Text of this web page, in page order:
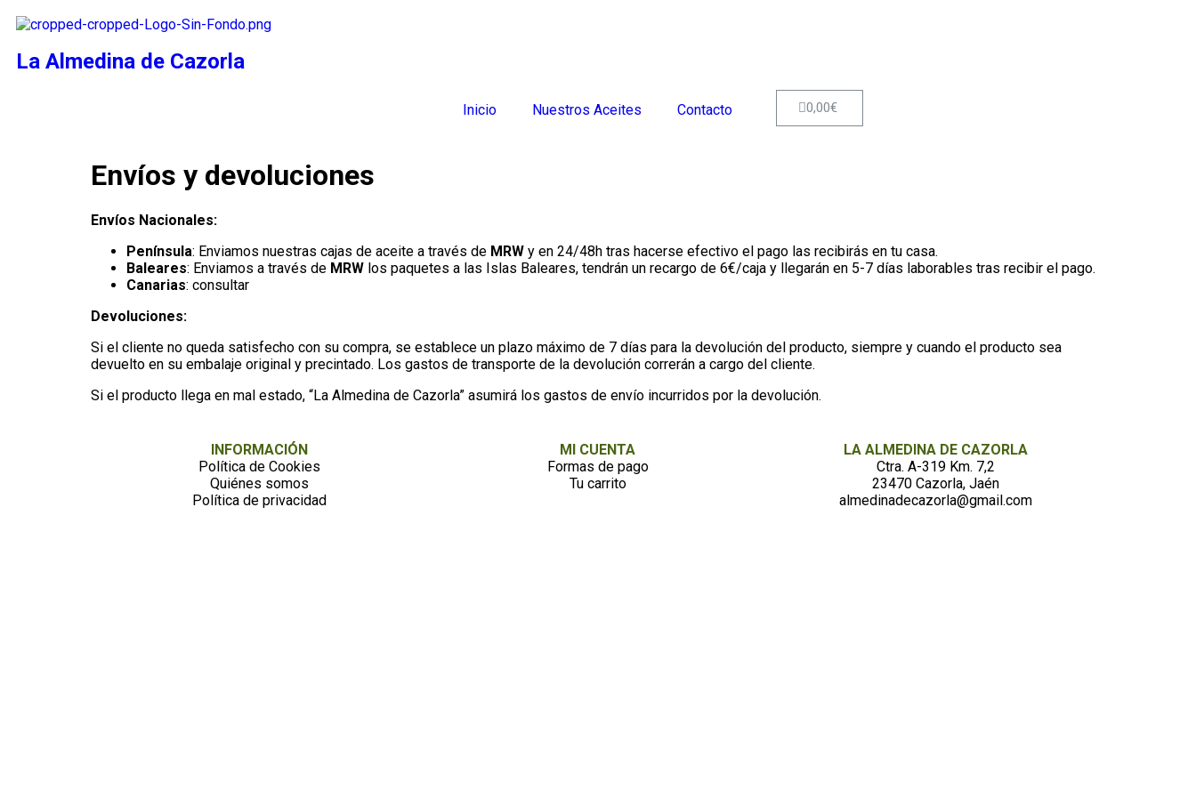
La Almedina de Cazorla
Inicio Nuestros Aceites Contacto 0,00€
Envíos y devoluciones
Envíos Nacionales:
Península: Enviamos nuestras cajas de aceite a través de MRW y en 24/48h tras hacerse efectivo el pago las recibirás en tu casa.
Baleares: Enviamos a través de MRW los paquetes a las Islas Baleares, tendrán un recargo de 6€/caja y llegarán en 5-7 días laborables tras recibir el pago.
Canarias: consultar
Devoluciones:
Si el cliente no queda satisfecho con su compra, se establece un plazo máximo de 7 días para la devolución del producto, siempre y cuando el producto sea
devuelto en su embalaje original y precintado. Los gastos de transporte de la devolución correrán a cargo del cliente.
Si el producto llega en mal estado, “La Almedina de Cazorla” asumirá los gastos de envío incurridos por la devolución.
INFORMACIÓN
Política de Cookies
Quiénes somos
Política de privacidad
MI CUENTA
Formas de pago
Tu carrito
LA ALMEDINA DE CAZORLA
Ctra. A-319 Km. 7,2
23470 Cazorla, Jaén
almedinadecazorla@gmail.com